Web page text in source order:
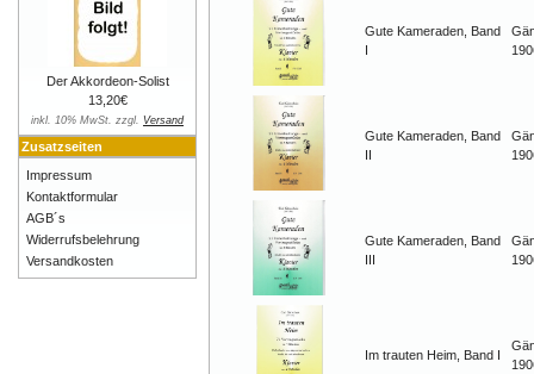
Gute Kameraden, Band
Gute Kameraden, Band
Gute Kameraden, Band
Im trauten Heim, Band I
Der Akkordeon-Solist
13,20€
inkl. 10% MwSt. zzgl. Versand
Zusatzseiten
Impressum
Kontaktformular
AGB´s
Widerrufsbelehrung
Versandkosten